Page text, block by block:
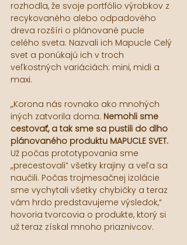
rozhodla, že svoje portfólio výrobkov z
recykovaného alebo odpadového
dreva rozšíri o plánované pucle
celého sveta. Nazvali ich Mapucle Celý
svet a ponúkajú ich v troch
veľkostných variáciách: mini, midi a
maxi.
„Korona nás rovnako ako mnohých
iných zatvorila doma. Nemohli sme
cestovať, a tak sme sa pustili do dlho
plánovaného produktu MAPUCLE SVET.
Už počas prototypovania sme
„precestovali” všetky krajiny a veľa sa
naučili. Počas trojmesačnej izolácie
sme vychytali všetky chybičky a teraz
vám hrdo predstavujeme výsledok,“
hovoria tvorcovia o produkte, ktorý si
už teraz získal mnoho priaznivcov.